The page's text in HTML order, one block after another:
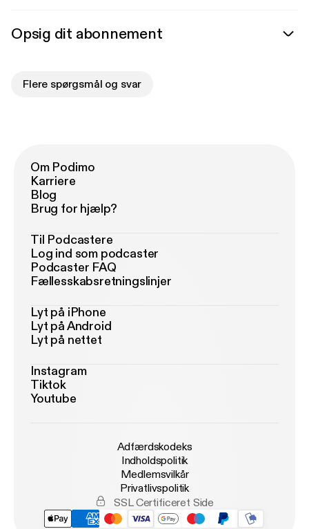
Opsig dit abonnement
Flere spørgsmål og svar
Om Podimo
Karriere
Blog
Brug for hjælp?
Til Podcastere
Log ind som podcaster
Podcaster FAQ
Fællesskabsretningslinjer
Lyt på iPhone
Lyt på Android
Lyt på nettet
Instagram
Tiktok
Youtube
Adfærdskodeks
Indholdspolitik
Medlemsvilkår
Privatlivspolitik
SSL Certificeret Side